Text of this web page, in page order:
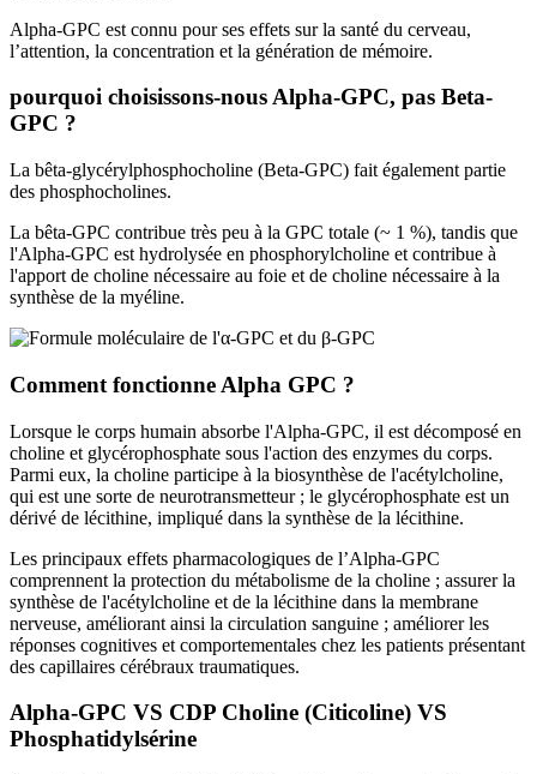
Alpha-GPC est connu pour ses effets sur la santé du cerveau,
l’attention, la concentration et la génération de mémoire.
pourquoi choisissons-nous Alpha-GPC, pas Beta-
GPC ?
La bêta-glycérylphosphocholine (Beta-GPC) fait également partie
des phosphocholines.
La bêta-GPC contribue très peu à la GPC totale (~ 1 %), tandis que
l'Alpha-GPC est hydrolysée en phosphorylcholine et contribue à
l'apport de choline nécessaire au foie et de choline nécessaire à la
synthèse de la myéline.
Comment fonctionne Alpha GPC ?
Lorsque le corps humain absorbe l'Alpha-GPC, il est décomposé en
choline et glycérophosphate sous l'action des enzymes du corps.
Parmi eux, la choline participe à la biosynthèse de l'acétylcholine,
qui est une sorte de neurotransmetteur ; le glycérophosphate est un
dérivé de lécithine, impliqué dans la synthèse de la lécithine.
Les principaux effets pharmacologiques de l’Alpha-GPC
comprennent la protection du métabolisme de la choline ; assurer la
synthèse de l'acétylcholine et de la lécithine dans la membrane
nerveuse, améliorant ainsi la circulation sanguine ; améliorer les
réponses cognitives et comportementales chez les patients présentant
des capillaires cérébraux traumatiques.
Alpha-GPC VS CDP Choline (Citicoline) VS
Phosphatidylsérine